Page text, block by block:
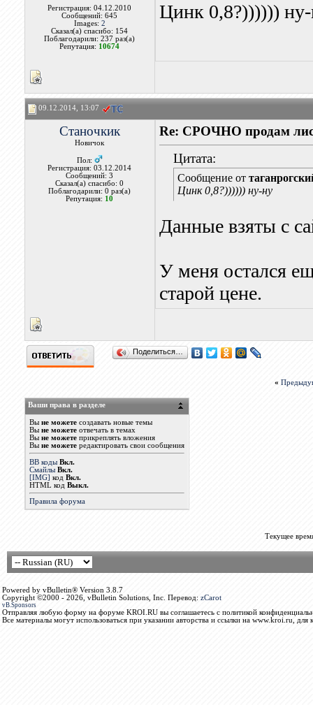
Регистрация: 04.12.2010
Сообщений: 645
Images: 2
Сказал(а) спасибо: 154
Поблагодарили: 237 раз(а)
Репутация: 10674
Цинк 0,8?))))))
09.12.2014, 13:07
Станочкик
Новичок
Пол:
Регистрация: 03.12.2014
Сообщений: 3
Сказал(а) спасибо: 0
Поблагодарили: 0 раз(а)
Репутация: 10
Re: СРОЧНО продам
Цитата:
Сообщение от
Цинк 0,8?)))))) ну-ну
Данные взяты с
У меня остался
старой цене.
Поделиться…
«
Ваши права в разделе
Вы не можетесоздавать новые темы
Вы не можетеотвечать в темах
Вы не можетеприкреплять вложения
Вы не можетередактировать свои сообщения
BB коды Вкл.
Смайлы Вкл.
[IMG] код Вкл.
HTML код Выкл.
Правила форума
Текущее
Powered by vBulletin® Version 3.8.7
Copyright ©2000 - 2026, vBulletin Solutions, Inc. Перевод: zCarot
vB.Sponsors
Отправляя любую форму на форуме KROI.RU вы соглашаетесь с политикой
Все материалы могут использоваться при указании авторства и ссылки на www.kroi.ru, для